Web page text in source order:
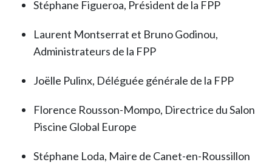
Stéphane Figueroa, Président de la FPP
Laurent Montserrat et Bruno Godinou,
Administrateurs de la FPP
Joëlle Pulinx, Déléguée générale de la FPP
Florence Rousson-Mompo, Directrice du Salon
Piscine Global Europe
Stéphane Loda, Maire de Canet-en-Roussillon